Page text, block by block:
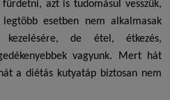
azt is tudomásul vesszük,
esetben nem alkalmasak
kezelésére, de étel, étkezés,
vagyunk. Mert hát
hát adiétás kutyatáp biztosan nem